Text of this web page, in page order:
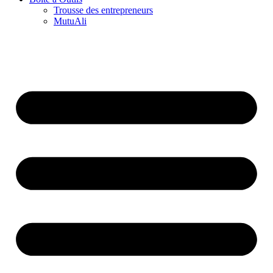
Trousse des entrepreneurs
MutuAli